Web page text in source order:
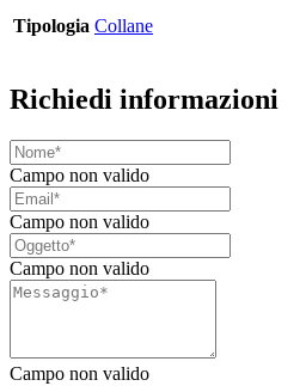
Tipologia Collane
Richiedi informazioni
Campo non valido
Campo non valido
Campo non valido
Campo non valido